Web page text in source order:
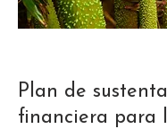
Plan de
financiera para